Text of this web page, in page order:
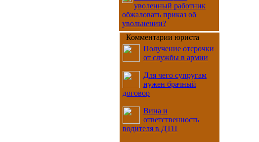
уволенный работник
обжаловать приказ об
увольнении?
Комментарии юриста
Получение отсрочки
от службы в армии
Для чего супругам
нужен брачный
договор
Вина и
ответственность
водителя в ДТП